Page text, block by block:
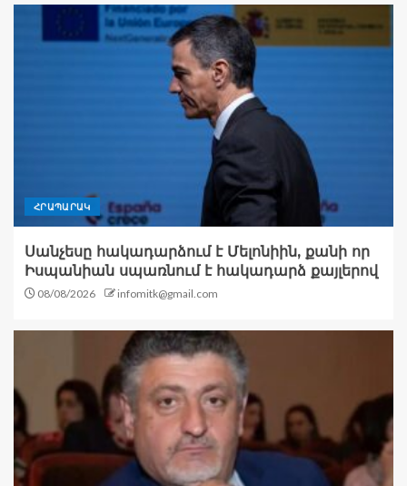
ՀՐԱՊԱՐԱԿ
Սանչեսը հակադարձում է Մելոնիին, քանի որ
Իսպանիան սպառնում է հակադարձ քայլերով
08/08/2026 infomitk@gmail.com